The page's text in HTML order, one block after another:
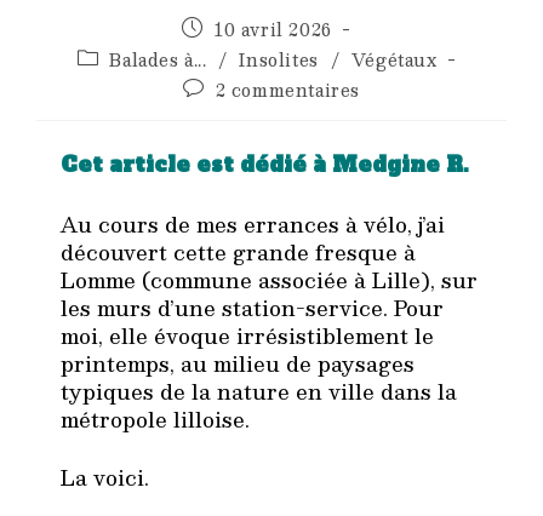
Publication
publiée :
10 avril 2026
PostBalades à... / Insolites / Végétaux
Commentaires
publication :
2 commentaires
Cet article est dédié à Medgine R.
Au cours de mes errances à vélo, j’ai
découvert cette grande fresque à
Lomme (commune associée à Lille), sur
les murs d’une station-service. Pour
moi, elle évoque irrésistiblement le
printemps, au milieu de paysages
typiques de la nature en ville dans la
métropole lilloise.
La voici.